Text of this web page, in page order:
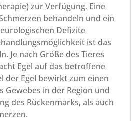
zur Verfügung. Eine
behandeln und ein
Defizite
ist das
Je nach Größe des Tieres
Egel auf das betroffene
der Egel bewirkt zum einen
Gewebes in der Region und
des Rückenmarks, als auch